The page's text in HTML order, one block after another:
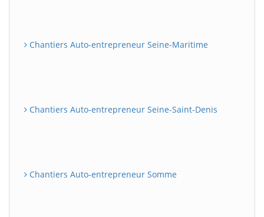
Chantiers Auto-entrepreneur Seine-Maritime
Chantiers Auto-entrepreneur Seine-Saint-Denis
Chantiers Auto-entrepreneur Somme